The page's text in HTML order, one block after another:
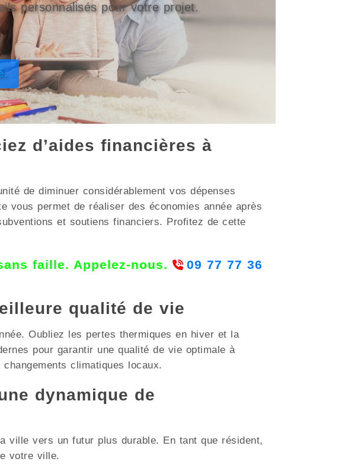
personnalisés pour votre projet.
d’aides financières à
de diminuer considérablement vos dépenses
vous permet de réaliser des économies année après
et soutiens financiers. Profitez de cette
faille. Appelez-nous.
09 77 77 36
qualité de vie
Oubliez les pertes thermiques en hiver et la
pour garantir une qualité de vie optimale à
climatiques locaux.
dynamique de
ville vers un futur plus durable. En tant que résident,
votre ville.